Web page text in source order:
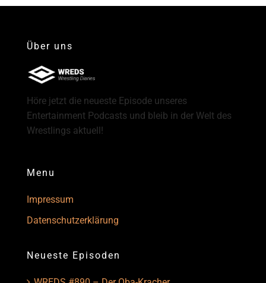
Über uns
Höre jetzt die neueste Episode unseres
Entertainment Podcasts und bleib in der Welt des
Wrestlings aktuell!
Menu
Impressum
Datenschutzerklärung
Neueste Episoden